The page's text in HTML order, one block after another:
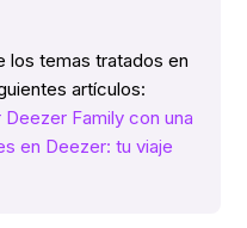
los temas tratados en
artículos:
Deezer Family con una
en Deezer: tu viaje